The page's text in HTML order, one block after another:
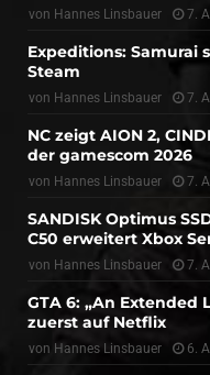
von Hannes Linsbauer 7.
Expeditions: Samurai
Steam
von Hannes Linsbauer 7.
NC zeigt AION 2,
der gamescom 2026
von Hannes Linsbauer 7.
SANDISK Optimus
C50 erweitert Xbox
von Hannes Linsbauer 7.
GTA 6: „An Extended
zuerst auf Netflix
von Hannes Linsbauer 6.